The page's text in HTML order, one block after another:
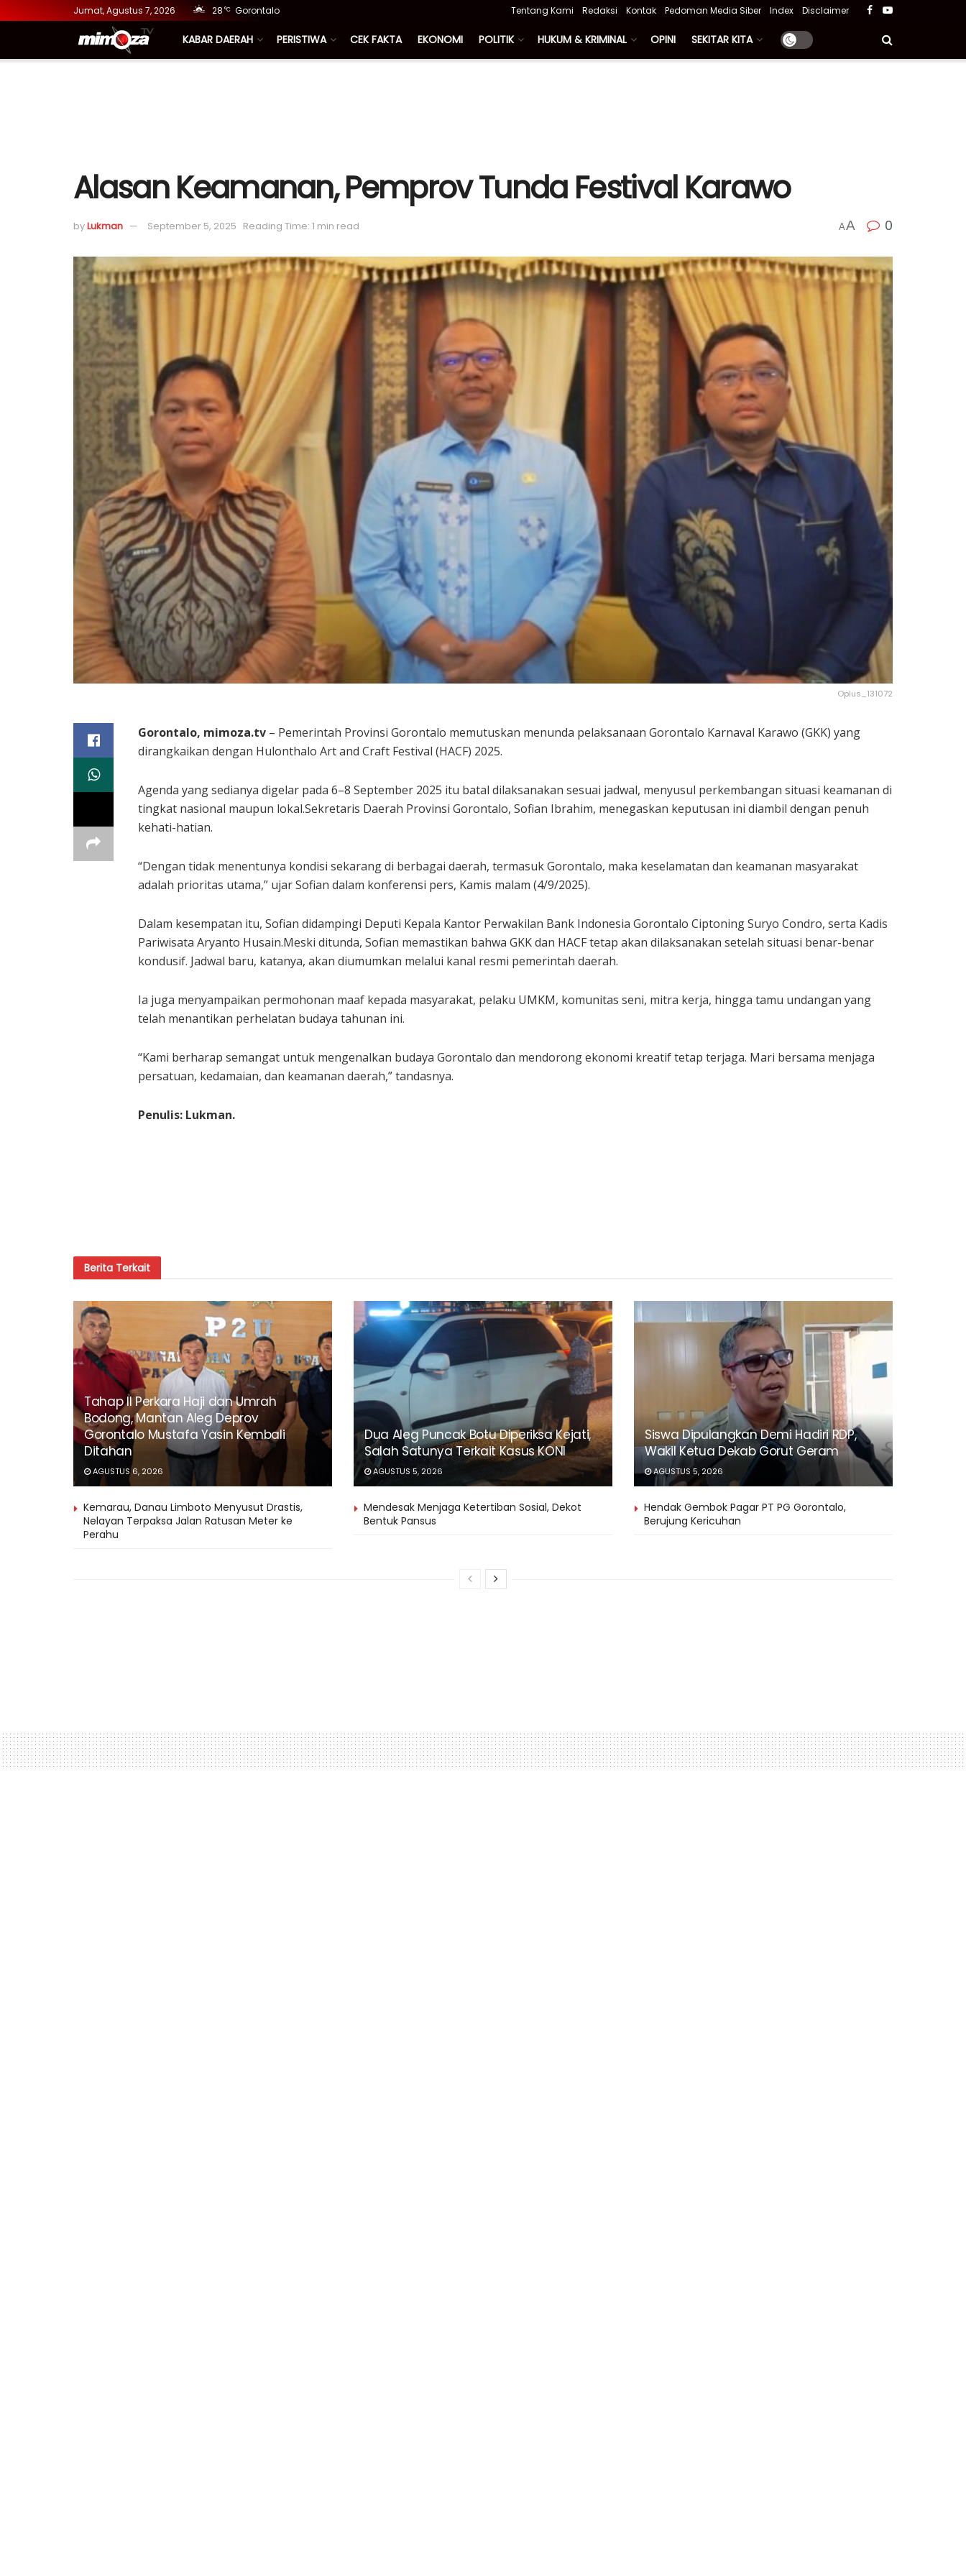
Jumat, Agustus 7, 2026 28 °C Gorontalo Tentang Kami Redaksi Kontak Pedoman Media Siber Index Disclaimer
KABAR DAERAH PERISTIWA CEK FAKTA EKONOMI POLITIK HUKUM & KRIMINAL OPINI SEKITAR KITA
Alasan Keamanan, Pemprov Tunda Festival Karawo
byLukman September 5, 2025 Reading Time: 1 min read AA 0
Oplus_131072
Gorontalo, mimoza.tv – Pemerintah Provinsi Gorontalo memutuskan menunda pelaksanaan Gorontalo Karnaval Karawo (GKK) yang
dirangkaikan dengan Hulonthalo Art and Craft Festival (HACF) 2025.
Agenda yang sedianya digelar pada 6–8 September 2025 itu batal dilaksanakan sesuai jadwal, menyusul perkembangan situasi keamanan di
tingkat nasional maupun lokal.Sekretaris Daerah Provinsi Gorontalo, Sofian Ibrahim, menegaskan keputusan ini diambil dengan penuh
kehati-hatian.
“Dengan tidak menentunya kondisi sekarang di berbagai daerah, termasuk Gorontalo, maka keselamatan dan keamanan masyarakat
adalah prioritas utama,” ujar Sofian dalam konferensi pers, Kamis malam (4/9/2025).
Dalam kesempatan itu, Sofian didampingi Deputi Kepala Kantor Perwakilan Bank Indonesia Gorontalo Ciptoning Suryo Condro, serta Kadis
Pariwisata Aryanto Husain.Meski ditunda, Sofian memastikan bahwa GKK dan HACF tetap akan dilaksanakan setelah situasi benar-benar
kondusif. Jadwal baru, katanya, akan diumumkan melalui kanal resmi pemerintah daerah.
Ia juga menyampaikan permohonan maaf kepada masyarakat, pelaku UMKM, komunitas seni, mitra kerja, hingga tamu undangan yang
telah menantikan perhelatan budaya tahunan ini.
“Kami berharap semangat untuk mengenalkan budaya Gorontalo dan mendorong ekonomi kreatif tetap terjaga. Mari bersama menjaga
persatuan, kedamaian, dan keamanan daerah,” tandasnya.
Penulis: Lukman.
Berita Terkait
Tahap II Perkara Haji dan Umrah
Bodong, Mantan Aleg Deprov
Gorontalo Mustafa Yasin Kembali
Ditahan
AGUSTUS 6, 2026
Dua Aleg Puncak Botu Diperiksa Kejati,
Salah Satunya Terkait Kasus KONI
AGUSTUS 5, 2026
Siswa Dipulangkan Demi Hadiri RDP,
Wakil Ketua Dekab Gorut Geram
AGUSTUS 5, 2026
Kemarau, Danau Limboto Menyusut Drastis,
Nelayan Terpaksa Jalan Ratusan Meter ke
Perahu
Mendesak Menjaga Ketertiban Sosial, Dekot
Bentuk Pansus
Hendak Gembok Pagar PT PG Gorontalo,
Berujung Kericuhan